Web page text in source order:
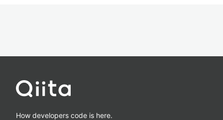
How developers code is here.